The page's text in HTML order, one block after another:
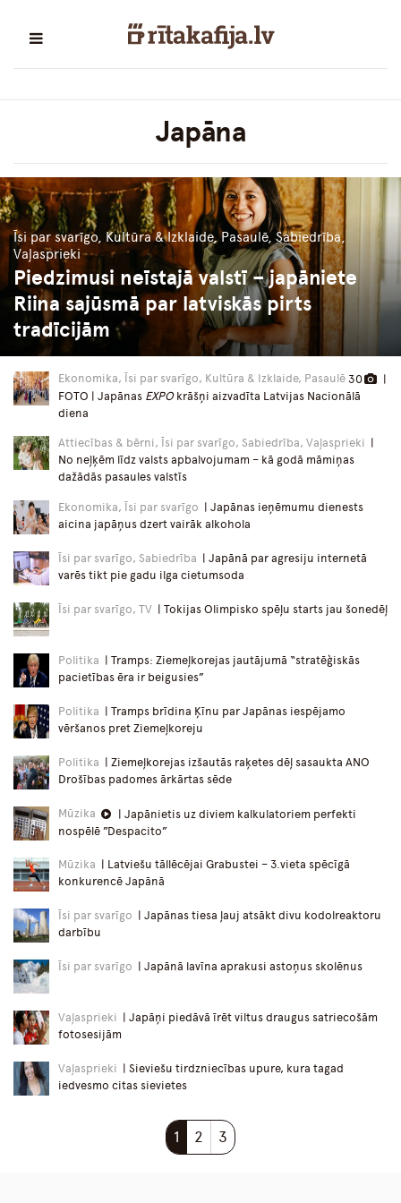
Japāna
Īsi par svarīgo, Kultūra & Izklaide, Pasaulē, Sabiedrība,
Vaļasprieki
Piedzimusi neīstajā valstī – japāniete
Riina sajūsmā par latviskās pirts
tradīcijām
Ekonomika, Īsi par svarīgo, Kultūra & Izklaide, Pasaulē 30
|
FOTO | Japānas EXPOkrāšņi aizvadīta Latvijas Nacionālā
diena
Attiecības & bērni, Īsi par svarīgo, Sabiedrība, Vaļasprieki |
No neļķēm līdz valsts apbalvojumam – kā godā māmiņas
dažādās pasaules valstīs
Ekonomika, Īsi par svarīgo | Japānas ieņēmumu dienests
aicina japāņus dzert vairāk alkohola
Īsi par svarīgo, Sabiedrība | Japānā par agresiju internetā
varēs tikt pie gadu ilga cietumsoda
Īsi par svarīgo, TV | Tokijas Olimpisko spēļu starts jau šonedēļ
Politika | Tramps: Ziemeļkorejas jautājumā “stratēģiskās
pacietības ēra ir beigusies”
Politika | Tramps brīdina Ķīnu par Japānas iespējamo
vēršanos pret Ziemeļkoreju
Politika | Ziemeļkorejas izšautās raķetes dēļ sasaukta ANO
Drošības padomes ārkārtas sēde
Mūzika
| Japānietis uz diviem kalkulatoriem perfekti
nospēlē ”Despacito”
Mūzika | Latviešu tāllēcējai Grabustei – 3.vieta spēcīgā
konkurencē Japānā
Īsi par svarīgo | Japānas tiesa ļauj atsākt divu kodolreaktoru
darbību
Īsi par svarīgo | Japānā lavīna aprakusi astoņus skolēnus
Vaļasprieki | Japāņi piedāvā īrēt viltus draugus satriecošām
fotosesijām
Vaļasprieki | Sieviešu tirdzniecības upure, kura tagad
iedvesmo citas sievietes
1 2 3